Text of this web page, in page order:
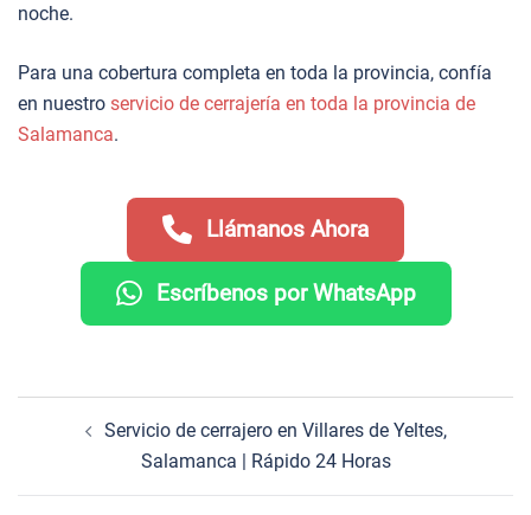
noche.
Para una cobertura completa en toda la provincia, confía
en nuestro servicio de cerrajería en toda la provincia de
Salamanca.
Llámanos Ahora
Escríbenos por WhatsApp
Servicio de cerrajero en Villares de Yeltes,
Salamanca | Rápido 24 Horas